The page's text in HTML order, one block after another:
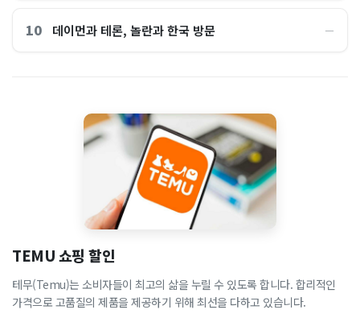
10 데이먼과 테론, 놀란과 한국 방문 ―
TEMU 쇼핑 할인
테무(Temu)는 소비자들이 최고의 삶을 누릴 수 있도록 합니다. 합리적인
가격으로 고품질의 제품을 제공하기 위해 최선을 다하고 있습니다.